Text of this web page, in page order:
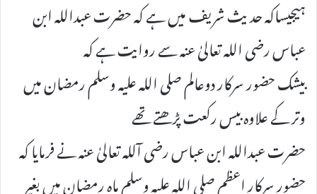
ہیجیساکہ حدیث شریف میں ہے کہ حضرت عبداللہ ابن
عباس رضی اللہ تعالیٰ عنہ سے روایت ہے کہ
بیشک حضور سرکار دوعالم صلی اللہ علیہ وسلم رمضان میں
وتر کے علاوہ بیس رکعت پڑھتے تھے
حضرت عبداللہ ابن عباس رضی آللہ تعالیٰ عنہ نے فرمایا کہ
حضور سرکار اعظم صلی اللہ علیہ وسلم ماہ رمضان میں بغیر